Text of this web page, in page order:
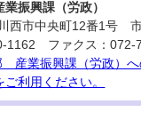
振興課（労政）
西市中央町12番1号
1162 ファクス：072-
産業振興課（労政）へ
利用ください。